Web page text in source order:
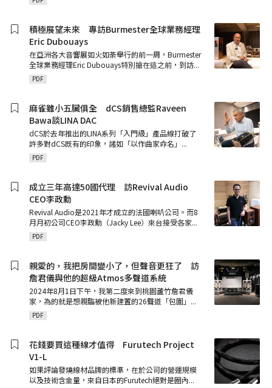
積極展望未來 專訪Burmester全球業務經理
Eric Dubouays
在亞洲各大音響展如火如荼舉行的前一周，Burmester
全球業務經理Eric Dubouays特別搶在這之前，到訪...
PDF
麻雀雖小五臟俱全 dCS銷售總監Raveen
Bawa談LINA DAC
dCS於去年推出的LINA系列「入門級」產品線打破了
許多對dCS既有的印象，諸如「以作曲家命名」 ...
PDF
成立三年高達50國代理 訪Revival Audio
CEO李政勳
Revival Audio是2021年才成立的法國喇叭公司。而8
月月初公司CEO李政勳（Jacky Lee）來台接受各家...
PDF
親愛的，我把房間變小了，但聲音更狂了 訪
詹君儀與他的超級Atmos多聲道系統
2024年8月1日下午，我第二度來到桃園蘆竹詹君儀
家，為的就是想親臨被他新建置的26聲道「包圍」 ...
PDF
花錢要買這種線才值得 Furutech Project
V1-L
如果評論發燒線材品牌的標準，在於公司的營運規模
以及技術含金量，來自日本的Furutech絕對是圈內...